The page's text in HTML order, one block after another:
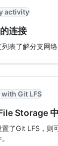
activity
连接
表了解分支网络
Git LFS
Storage
了Git LFS，则